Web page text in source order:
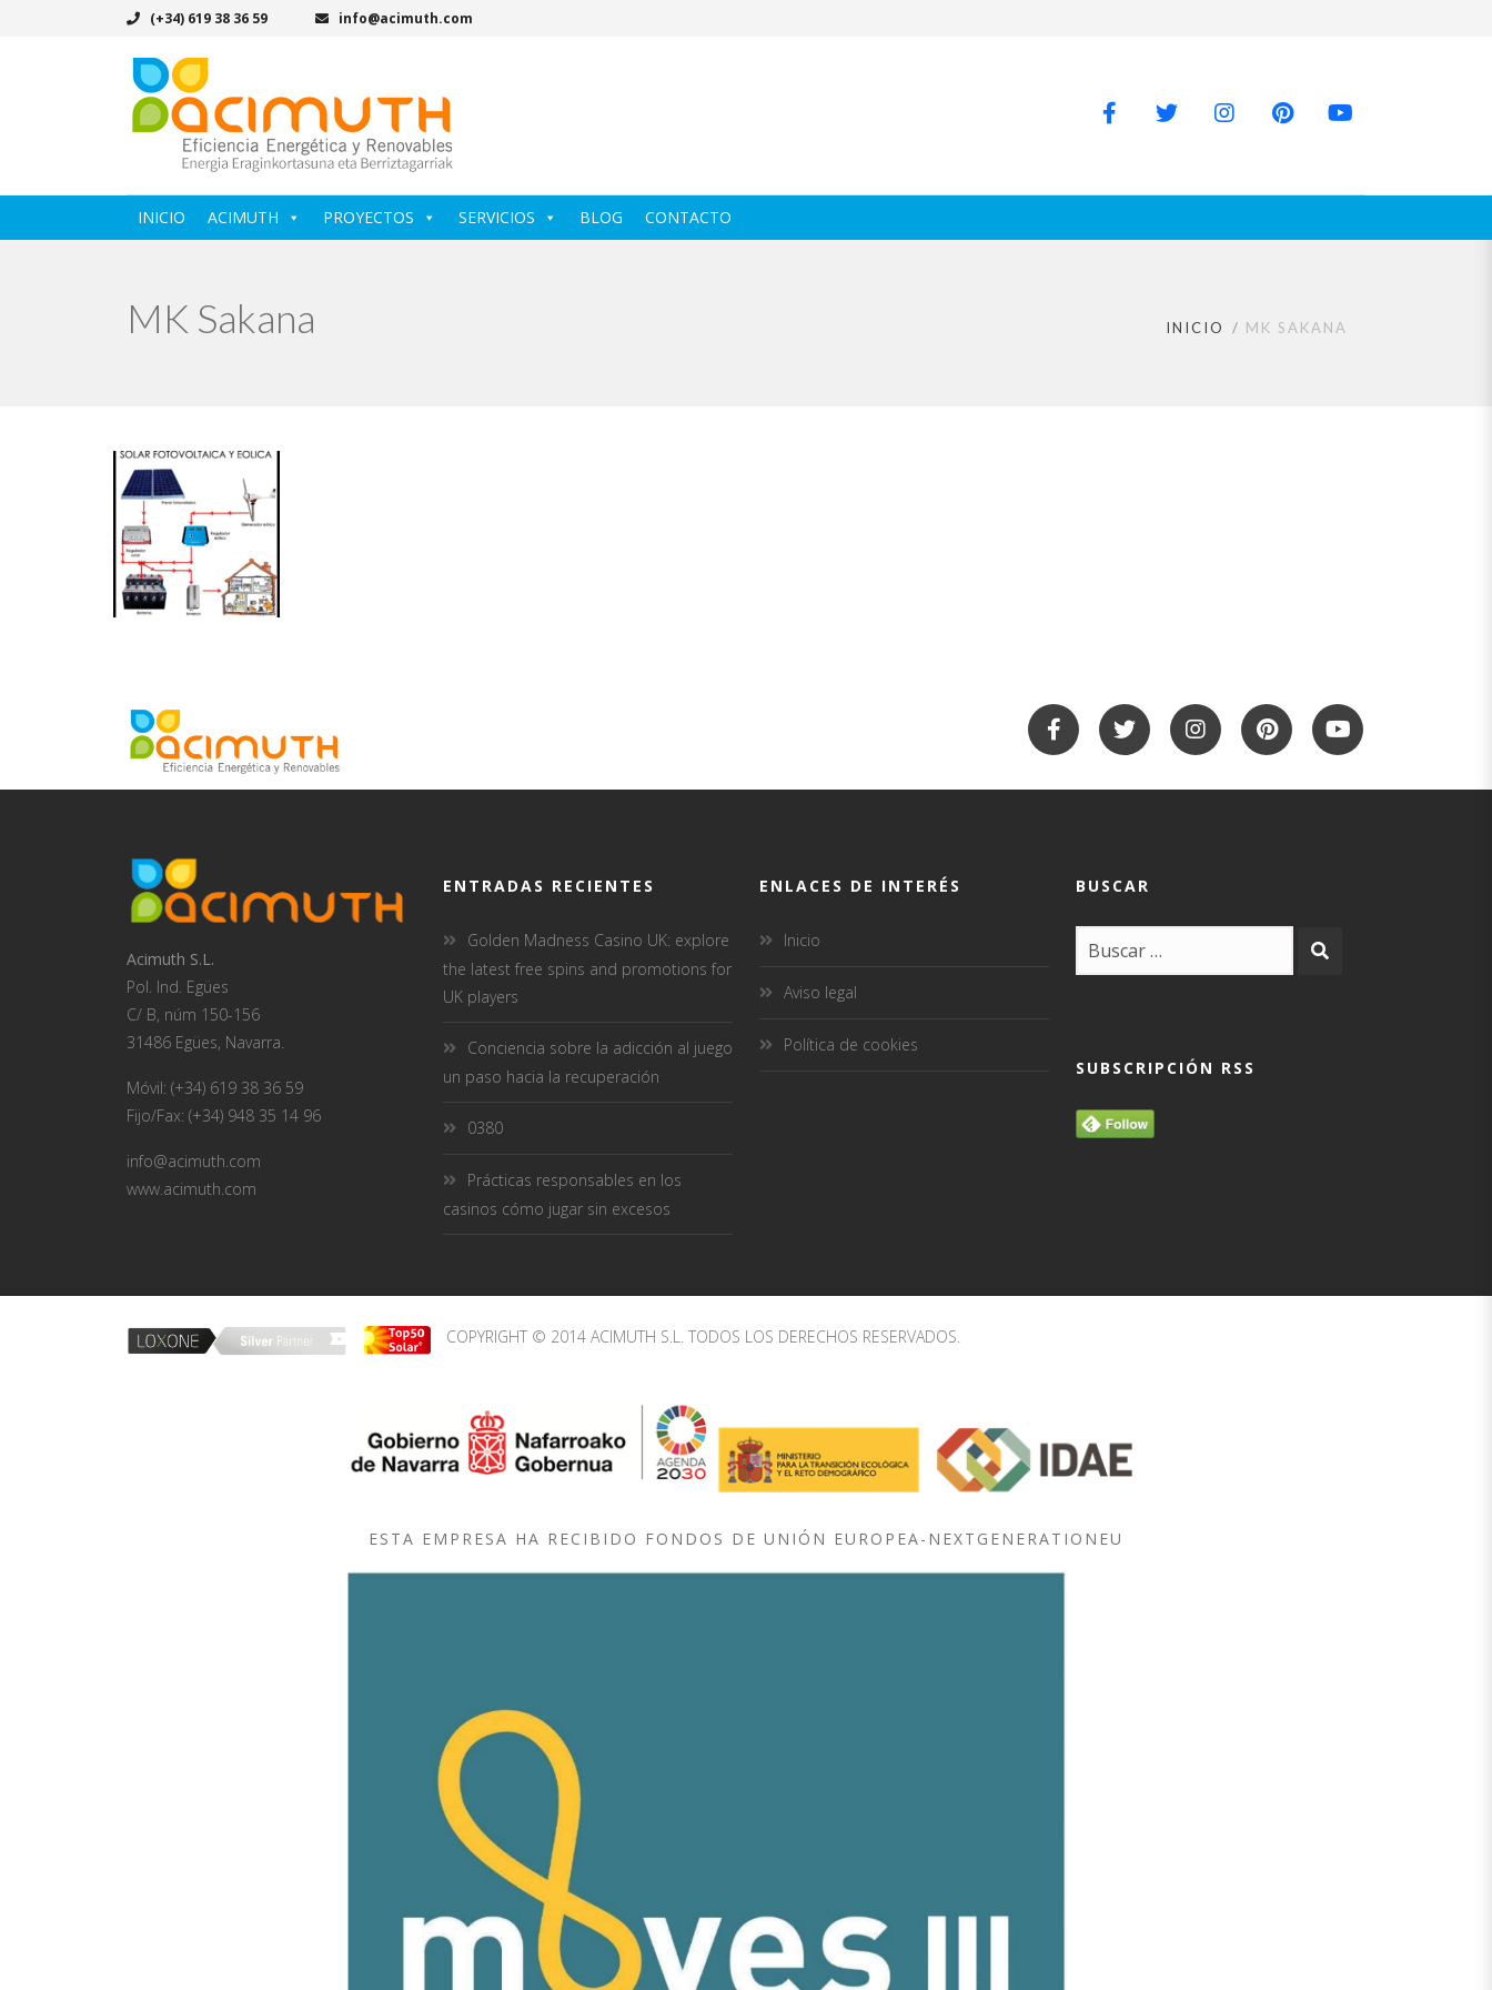
(+34) 619 38 36 59 info@acimuth.com
INICIO ACIMUTH PROYECTOS SERVICIOS BLOG CONTACTO
MK Sakana INICIO MK SAKANA
Acimuth S.L.
Pol. Ind. Egües
C/ B, núm 150-156
31486 Egües, Navarra.
Móvil: (+34) 619 38 36 59
Fijo/Fax: (+34) 948 35 14 96
info@acimuth.com
www.acimuth.com
ENTRADAS RECIENTES
Golden Madness Casino UK: explore
the latest free spins and promotions for
UK players
Conciencia sobre la adicción al juego
un paso hacia la recuperación
0380
Prácticas responsables en los
casinos cómo jugar sin excesos
ENLACES DE INTERÉS
Inicio
Aviso legal
Política de cookies
BUSCAR
SUBSCRIPCIÓN RSS
COPYRIGHT © 2014 ACIMUTH S.L. TODOS LOS DERECHOS RESERVADOS.
ESTA EMPRESA HA RECIBIDO FONDOS DE UNIÓN EUROPEA-NEXTGENERATIONEU